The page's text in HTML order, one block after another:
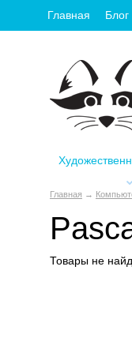
Главная Блог
Главная →
Товары не